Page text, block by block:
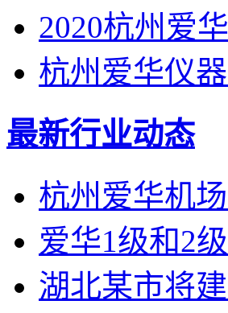
2020杭州爱
杭州爱华仪
最新行业动态
杭州爱华机
爱华1级和2
湖北某市将